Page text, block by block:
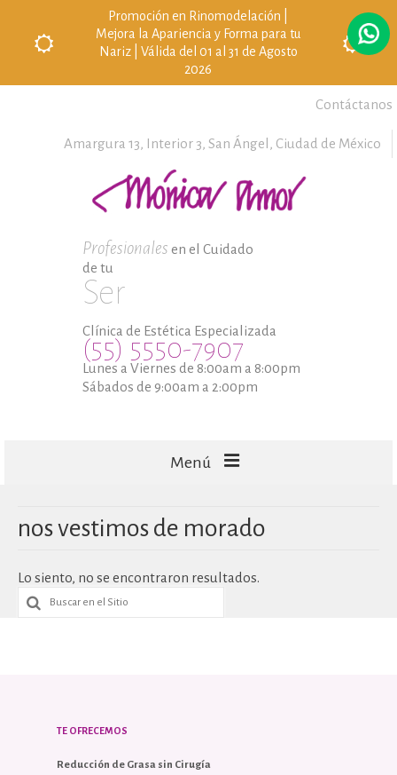
Promoción en Rinomodelación |
Mejora la Apariencia y Forma para tu
Nariz | Válida del 01 al 31 de Agosto
2026
Contáctanos
Amargura 13, Interior 3, San Ángel, Ciudad de México
Profesionales en el Cuidado
de tu
Ser
Clínica de Estética Especializada
(55) 5550-7907
Lunes a Viernes de 8:00am a 8:00pm
Sábados de 9:00am a 2:00pm
Menú
CAPILARES
TECNOLOGÍA
nos vestimos de morado
Lo siento, no se encontraron resultados.
TE OFRECEMOS
Reducción de Grasa sin Cirugía